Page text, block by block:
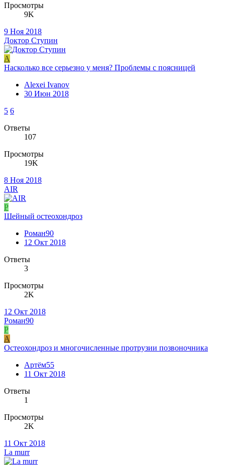
Просмотры
9K
9 Ноя 2018
Доктор Ступин
A
Насколько все серьезно у меня? Проблемы с поясницей
Alexei Ivanov
30 Июн 2018
5 6
Ответы
107
Просмотры
19K
8 Ноя 2018
AIR
Р
Шейный остеохондроз
Роман90
12 Окт 2018
Ответы
3
Просмотры
2K
12 Окт 2018
Роман90
Р
А
Остеохондроз и многочисленные протрузии позвоночника
Артём55
11 Окт 2018
Ответы
1
Просмотры
2K
11 Окт 2018
La murr